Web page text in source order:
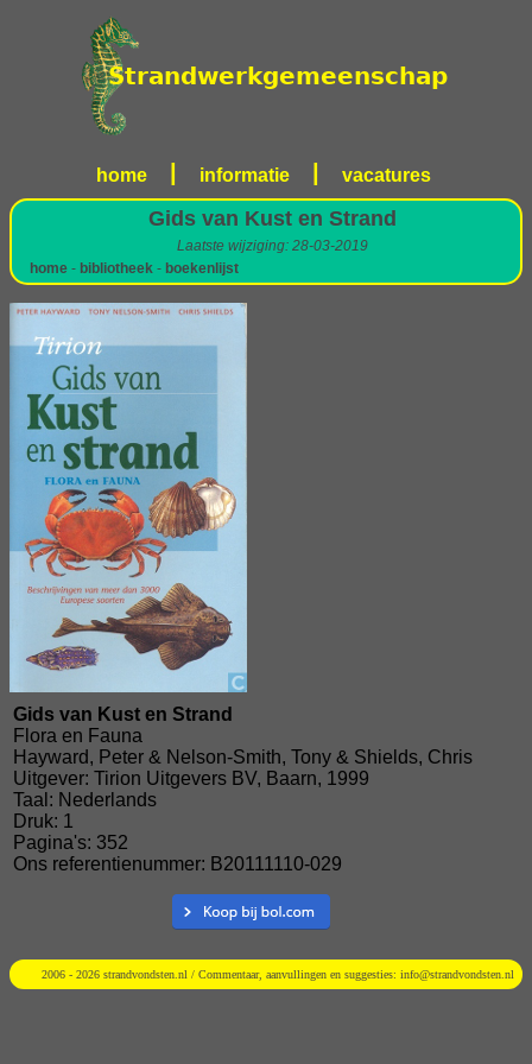
home informatie vacatures
Gids van Kust en Strand
Laatste wijziging: 28-03-2019
home - bibliotheek - boekenlijst
Gids van Kust en Strand
Flora en Fauna
Hayward, Peter & Nelson-Smith, Tony & Shields, Chris
Uitgever: Tirion Uitgevers BV, Baarn, 1999
Taal: Nederlands
Druk: 1
Pagina's: 352
Ons referentienummer: B20111110-029
2006 - 2026 strandvondsten.nl / Commentaar, aanvullingen en suggesties: info@strandvondsten.nl